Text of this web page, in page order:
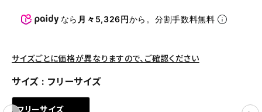
COLLABORATION BRAND
SEASON
なら 月々5,326円から。分割手数料無料
サイズごとに価格が異なりますので、ご確認ください
サイズ フリーサイズ
フリーサイズ